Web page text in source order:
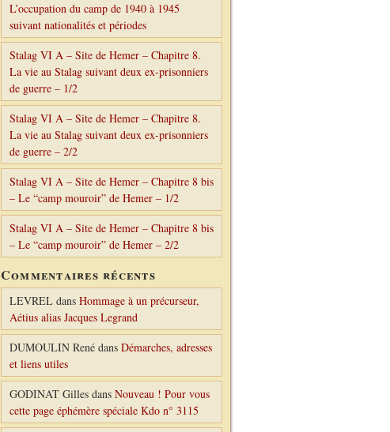
L’occupation du camp de 1940 à 1945
suivant nationalités et périodes
Stalag VI A – Site de Hemer – Chapitre 8.
La vie au Stalag suivant deux ex-prisonniers
de guerre – 1/2
Stalag VI A – Site de Hemer – Chapitre 8.
La vie au Stalag suivant deux ex-prisonniers
de guerre – 2/2
Stalag VI A – Site de Hemer – Chapitre 8 bis
– Le “camp mouroir” de Hemer – 1/2
Stalag VI A – Site de Hemer – Chapitre 8 bis
– Le “camp mouroir” de Hemer – 2/2
Commentaires récents
LEVREL dans Hommage à un précurseur,
Aétius alias Jacques Legrand
DUMOULIN René dans Démarches, adresses
et liens utiles
GODINAT Gilles dans Nouveau ! Pour vous
cette page éphémère spéciale Kdo n° 3115